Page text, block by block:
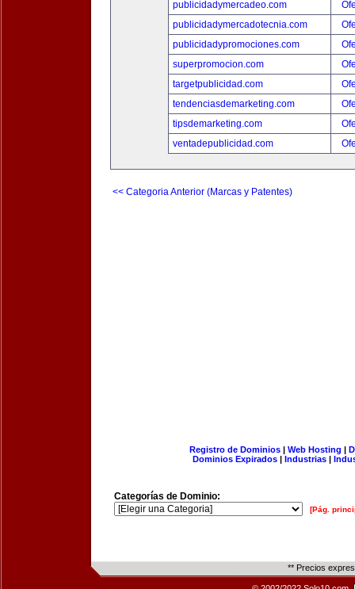
publicidadymercadeo.com
publicidadymercadotecnia.com
publicidadypromociones.com
superpromocion.com
targetpublicidad.com
tendenciasdemarketing.com
tipsdemarketing.com
ventadepublicidad.com
<< Categoria Anterior (Marcas y Patentes)
Registro de Dominios| Web Hosting |
Dominios Expirados | Industrias |
Categorías de Dominio:
[Pág.
** Precios